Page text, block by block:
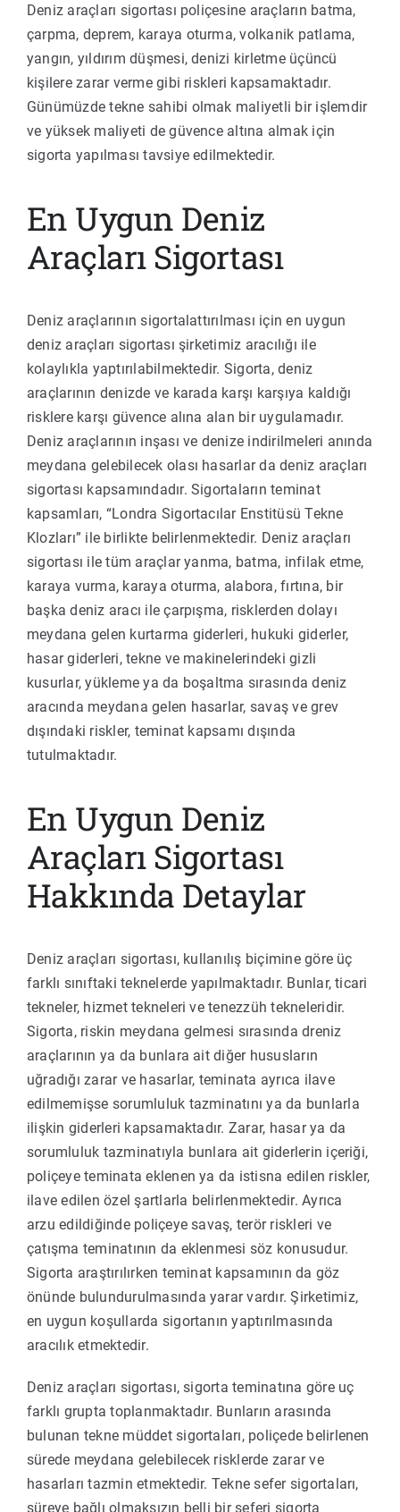
Deniz araçları sigortası poliçesine araçların batma,
çarpma, deprem, karaya oturma, volkanik patlama,
yangın, yıldırım düşmesi, denizi kirletme üçüncü
kişilere zarar verme gibi riskleri kapsamaktadır.
Günümüzde tekne sahibi olmak maliyetli bir işlemdir
ve yüksek maliyeti de güvence altına almak için
sigorta yapılması tavsiye edilmektedir.
En Uygun Deniz
Araçları Sigortası
Deniz araçlarının sigortalattırılması için en uygun
deniz araçları sigortası şirketimiz aracılığı ile
kolaylıkla yaptırılabilmektedir. Sigorta, deniz
araçlarının denizde ve karada karşı karşıya kaldığı
risklere karşı güvence alına alan bir uygulamadır.
Deniz araçlarının inşası ve denize indirilmeleri anında
meydana gelebilecek olası hasarlar da deniz araçları
sigortası kapsamındadır. Sigortaların teminat
kapsamları, “Londra Sigortacılar Enstitüsü Tekne
Klozları” ile birlikte belirlenmektedir. Deniz araçları
sigortası ile tüm araçlar yanma, batma, infilak etme,
karaya vurma, karaya oturma, alabora, fırtına, bir
başka deniz aracı ile çarpışma, risklerden dolayı
meydana gelen kurtarma giderleri, hukuki giderler,
hasar giderleri, tekne ve makinelerindeki gizli
kusurlar, yükleme ya da boşaltma sırasında deniz
aracında meydana gelen hasarlar, savaş ve grev
dışındaki riskler, teminat kapsamı dışında
tutulmaktadır.
En Uygun Deniz
Araçları Sigortası
Hakkında Detaylar
Deniz araçları sigortası, kullanılış biçimine göre üç
farklı sınıftaki teknelerde yapılmaktadır. Bunlar, ticari
tekneler, hizmet tekneleri ve tenezzüh tekneleridir.
Sigorta, riskin meydana gelmesi sırasında dreniz
araçlarının ya da bunlara ait diğer hususların
uğradığı zarar ve hasarlar, teminata ayrıca ilave
edilmemişse sorumluluk tazminatını ya da bunlarla
ilişkin giderleri kapsamaktadır. Zarar, hasar ya da
sorumluluk tazminatıyla bunlara ait giderlerin içeriği,
poliçeye teminata eklenen ya da istisna edilen riskler,
ilave edilen özel şartlarla belirlenmektedir. Ayrıca
arzu edildiğinde poliçeye savaş, terör riskleri ve
çatışma teminatının da eklenmesi söz konusudur.
Sigorta araştırılırken teminat kapsamının da göz
önünde bulundurulmasında yarar vardır. Şirketimiz,
en uygun koşullarda sigortanın yaptırılmasında
aracılık etmektedir.
Deniz araçları sigortası, sigorta teminatına göre uç
farklı grupta toplanmaktadır. Bunların arasında
bulunan tekne müddet sigortaları, poliçede belirlenen
sürede meydana gelebilecek risklerde zarar ve
hasarları tazmin etmektedir. Tekne sefer sigortaları,
süreye bağlı olmaksızın belli bir seferi sigorta